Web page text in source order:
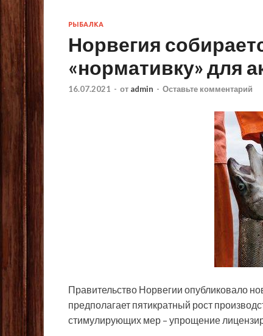
РЫБАЛКА
Норвегия
«нормативку» для
16.07.2021 - от admin - Оставьте комментарий
Правительство Норвегии опубликовало
предполагает пятикратный рост
стимулирующих мер – упрощение